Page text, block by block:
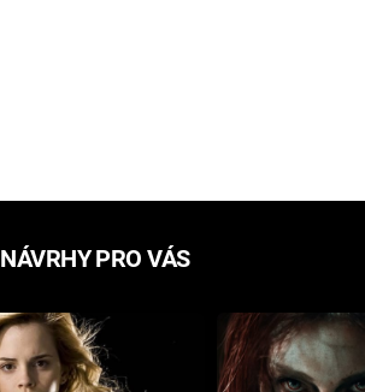
NÁVRHY PRO VÁS